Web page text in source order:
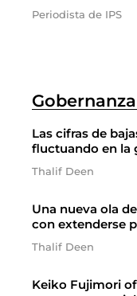
Periodista de IPS
Gobernanza
Las cifras de
fluctuando en la
Thalif Deen
Una nueva ola
con extenderse
Thalif Deen
Keiko Fujimori